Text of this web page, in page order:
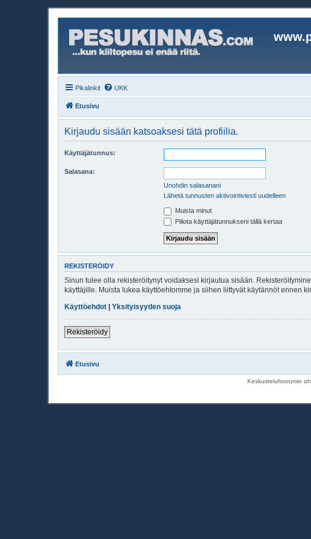
Pikalinkit UKK
Etusivu
Kirjaudu sisään katsoaksesi tätä profiilia.
Käyttäjätunnus:
Salasana:
Unohdin salasanani
Lähetä tunnusten aktivointiviesti uudelleen
Muista minut
Piilota käyttäjätunnukseni tällä kertaa
REKISTERÖIDY
Sinun tulee olla rekisteröitynyt voidaksesi kirjautua sisään.
käyttäjille. Muista lukea käyttöehtomme ja siihen liittyvät käytännöt ennen
Käyttöehdot | Yksityisyyden suoja
Rekisteröidy
Etusivu
Keskustelufoorumin